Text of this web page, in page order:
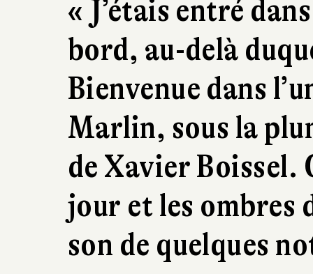
« J’étais entré
bord, au-delà
Bienvenue dans
Marlin, sous la
de Xavier Boissel.
jour et les ombres
son de quelques